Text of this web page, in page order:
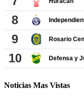
Noticias Mas Vistas